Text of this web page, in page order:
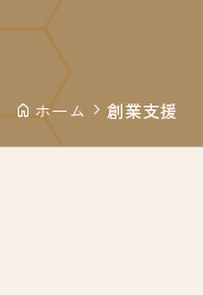
home ホーム chevron_right 創業支援